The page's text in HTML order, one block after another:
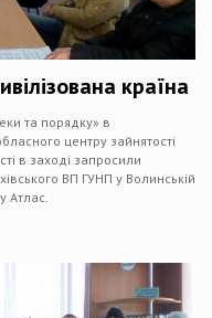
країна
та порядку» в
центру зайнятості
в заході запросили
ВП ГУНП у Волинській
Атлас.